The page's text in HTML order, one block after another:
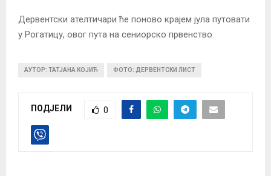
Дервентски ателтичари ће поново крајем јула путовати
у Рогатицу, овог пута на сениорско првенство.
АУТОР: ТАТЈАНА КОЈИЋ ФОТО: ДЕРВЕНТСКИ ЛИСТ
ПОДЈЕЛИ 0